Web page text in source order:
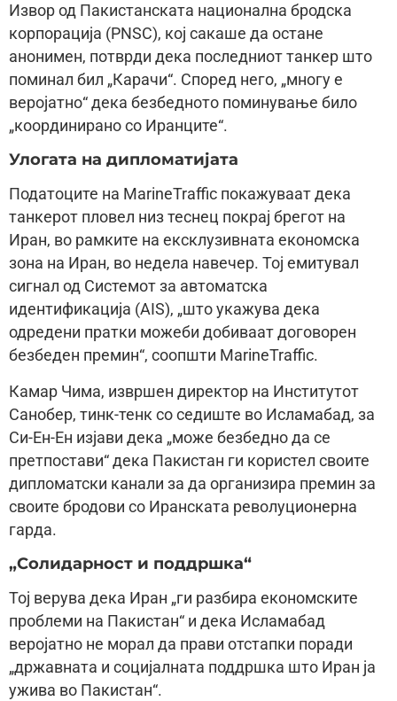
Извор од Пакистанската национална бродска
корпорација (PNSC), кој сакаше да остане
анонимен, потврди дека последниот танкер што
поминал бил „Карачи“. Според него, „многу е
веројатно“ дека безбедното поминување било
„координирано со Иранците“.
Улогата на дипломатијата
Податоците на MarineTraffic покажуваат дека
танкерот пловел низ теснец покрај брегот на
Иран, во рамките на ексклузивната економска
зона на Иран, во недела навечер. Тој емитувал
сигнал од Системот за автоматска
идентификација (AIS), „што укажува дека
одредени пратки можеби добиваат договорен
безбеден премин“, соопшти MarineTraffic.
Камар Чима, извршен директор на Институтот
Санобер, тинк-тенк со седиште во Исламабад, за
Си-Ен-Ен изјави дека „може безбедно да се
претпостави“ дека Пакистан ги користел своите
дипломатски канали за да организира премин за
своите бродови со Иранската револуционерна
гарда.
„Солидарност и поддршка“
Тој верува дека Иран „ги разбира економските
проблеми на Пакистан“ и дека Исламабад
веројатно не морал да прави отстапки поради
„државната и социјалната поддршка што Иран ја
ужива во Пакистан“.